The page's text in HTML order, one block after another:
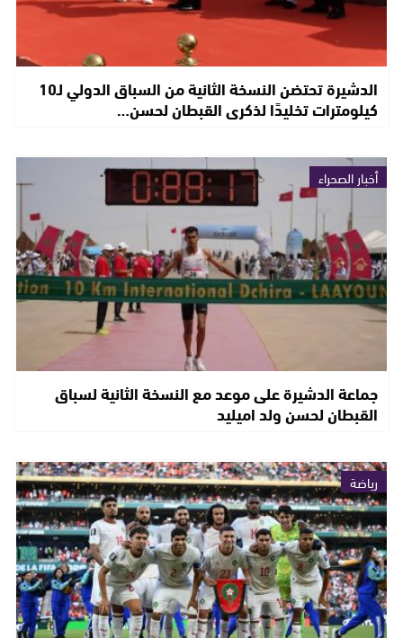
الدشيرة تحتضن النسخة الثانية من السباق الدولي لـ10
كيلومترات تخليدًا لذكرى القبطان لحسن…
أخبار الصحراء
جماعة الدشيرة على موعد مع النسخة الثانية لسباق
القبطان لحسن ولد اميليد
رياضة